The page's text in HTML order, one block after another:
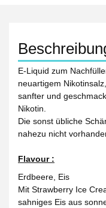
E-Liquid zum
neuartigem
sanfter und
Nikotin.
Die sonst übliche
nahezu nicht
Flavour :
Erdbeere, Eis
Mit Strawberry Ice
sahniges Eis aus